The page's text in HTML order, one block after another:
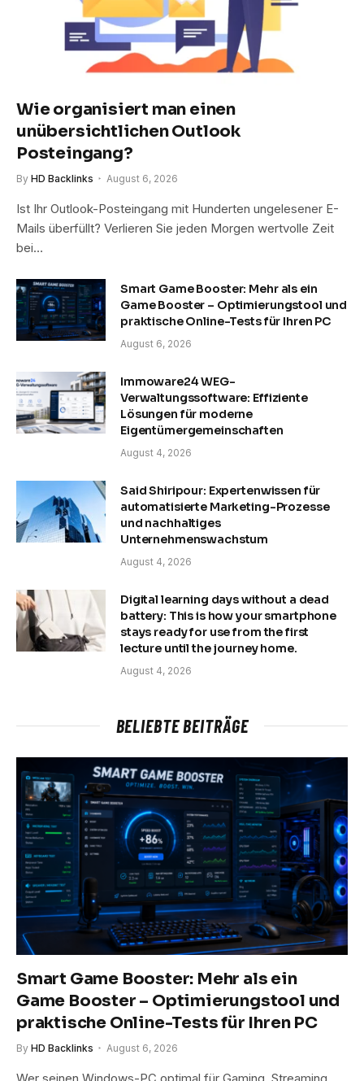
Wie organisiert man einen
unübersichtlichen Outlook
Posteingang?
By HD Backlinks August 6, 2026
Ist Ihr Outlook-Posteingang mit Hunderten ungelesener E-
Mails überfüllt? Verlieren Sie jeden Morgen wertvolle Zeit
bei…
Smart Game Booster: Mehr als ein
Game Booster – Optimierungstool und
praktische Online-Tests für Ihren PC
August 6, 2026
Immoware24 WEG-
Verwaltungssoftware: Effiziente
Lösungen für moderne
Eigentümergemeinschaften
August 4, 2026
Said Shiripour: Expertenwissen für
automatisierte Marketing-Prozesse
und nachhaltiges
Unternehmenswachstum
August 4, 2026
Digital learning days without a dead
battery: This is how your smartphone
stays ready for use from the first
lecture until the journey home.
August 4, 2026
BELIEBTE BEITRÄGE
Smart Game Booster: Mehr als ein
Game Booster – Optimierungstool und
praktische Online-Tests für Ihren PC
By HD Backlinks August 6, 2026
Wer seinen Windows-PC optimal für Gaming, Streaming